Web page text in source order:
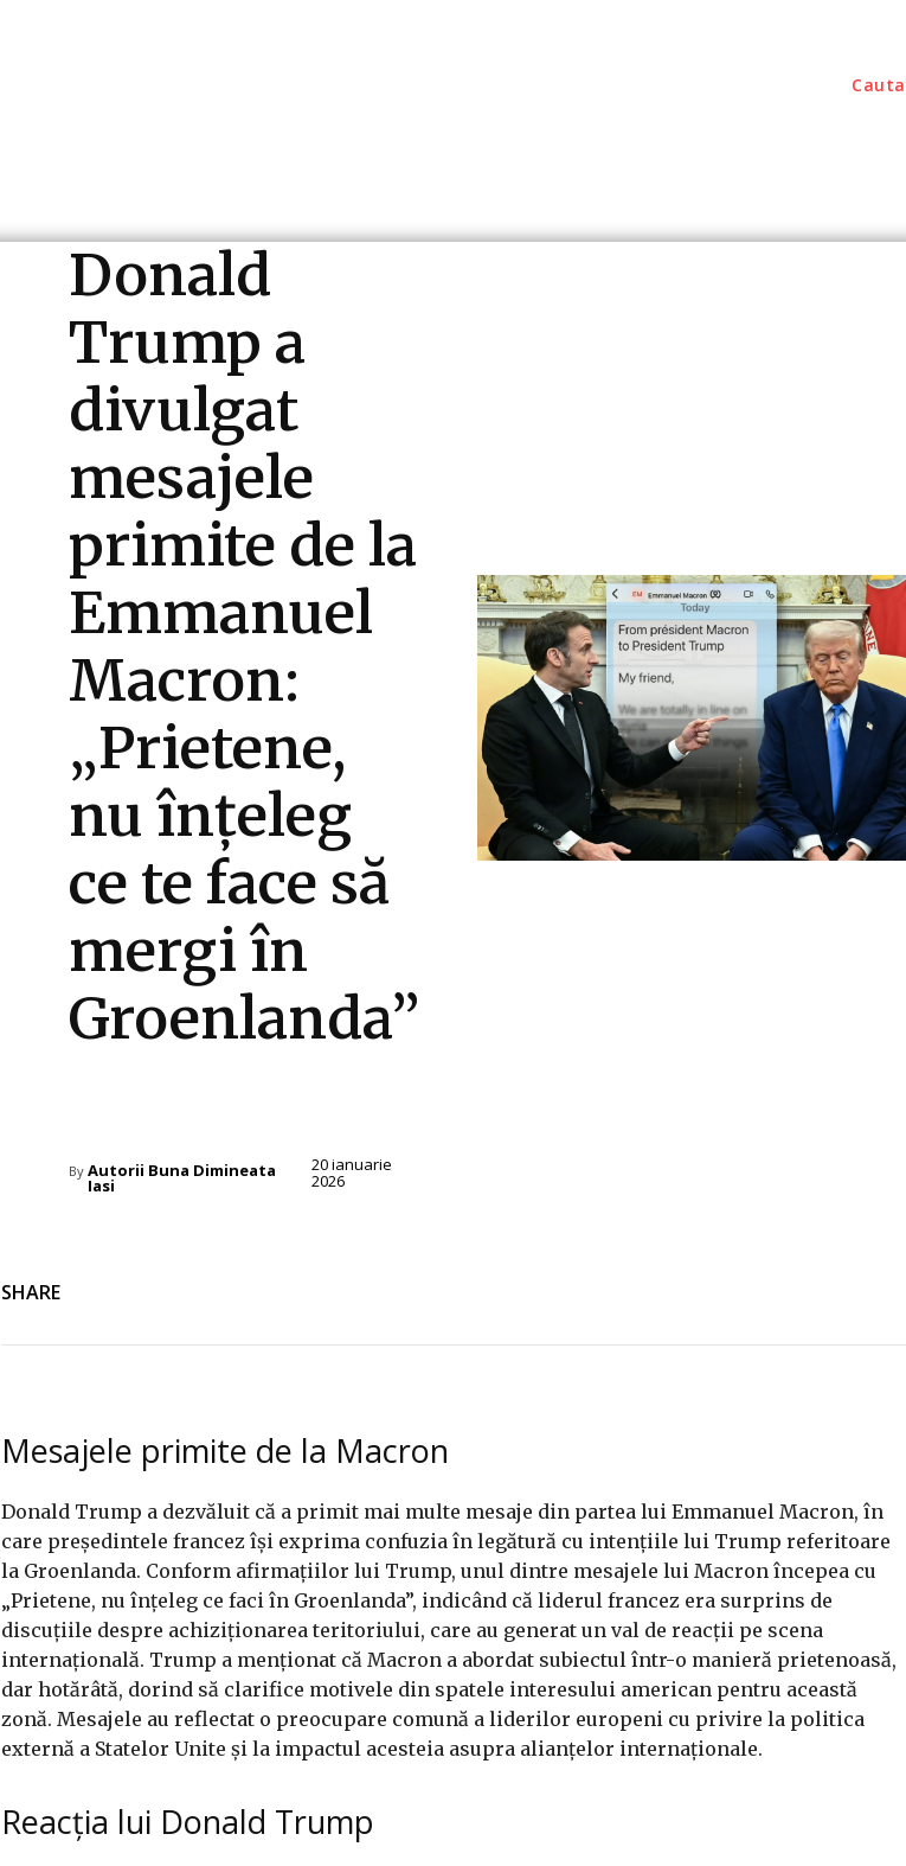
Cauta
Donald
Trump a
divulgat
mesajele
primite de la
Emmanuel
Macron:
„Prietene,
nu înțeleg
ce te face să
mergi în
Groenlanda”
By Autorii Buna Dimineata
Iasi
20 ianuarie
2026
SHARE
Mesajele primite de la Macron
Donald Trump a dezvăluit că a primit mai multe mesaje din partea lui Emmanuel Macron, în
care președintele francez își exprima confuzia în legătură cu intențiile lui Trump referitoare
la Groenlanda. Conform afirmațiilor lui Trump, unul dintre mesajele lui Macron începea cu
„Prietene, nu înțeleg ce faci în Groenlanda”, indicând că liderul francez era surprins de
discuțiile despre achiziționarea teritoriului, care au generat un val de reacții pe scena
internațională. Trump a menționat că Macron a abordat subiectul într-o manieră prietenoasă,
dar hotărâtă, dorind să clarifice motivele din spatele interesului american pentru această
zonă. Mesajele au reflectat o preocupare comună a liderilor europeni cu privire la politica
externă a Statelor Unite și la impactul acesteia asupra alianțelor internaționale.
Reacția lui Donald Trump